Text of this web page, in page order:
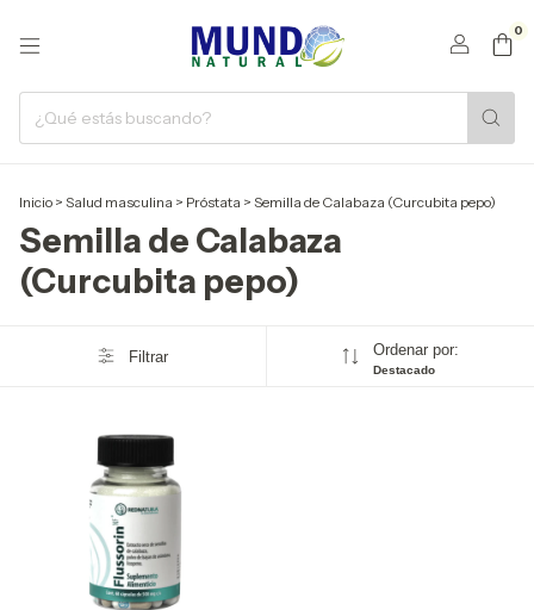
0
Inicio > Salud masculina > Próstata > Semilla de Calabaza (Curcubita pepo)
Semilla de Calabaza
(Curcubita pepo)
Filtrar Ordenar por:
Destacado